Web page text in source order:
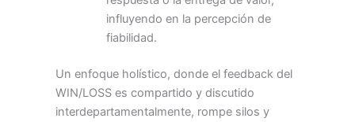
influyendo en la percepción de
fiabilidad.
Un enfoque holístico, donde el feedback del
WIN/LOSS es compartido y discutido
interdepartamentalmente, rompe silos y